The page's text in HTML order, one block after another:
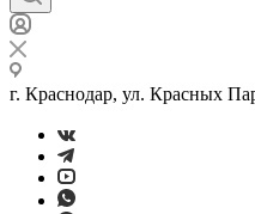
г. Краснодар, ул. Красных